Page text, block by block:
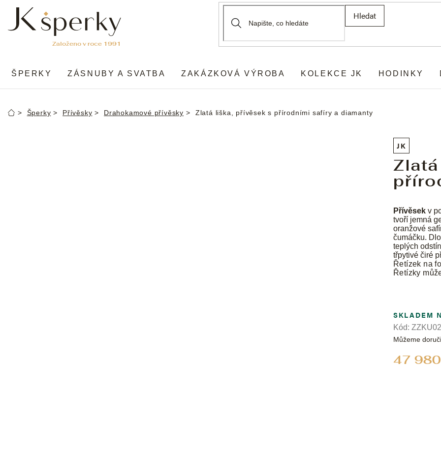
obsah
Hledat
ŠPERKY ZÁSNUBY A SVATBA ZAKÁZKOVÁ VÝROBA KOLEKCE JK HODINKY
DomůŠperky Přívěsky Drahokamové přívěsky Zlatá liška, přívěsek s přírodními safíry a diamanty
JK
Přívěsek v
tvoří jemná
oranžové
čumáčku.
teplých
třpytivé čiré
Řetízek na
Řetízky
47
SKLADEM
Můžeme
Kód: